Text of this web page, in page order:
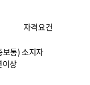
자격요건
통) 소지자
상